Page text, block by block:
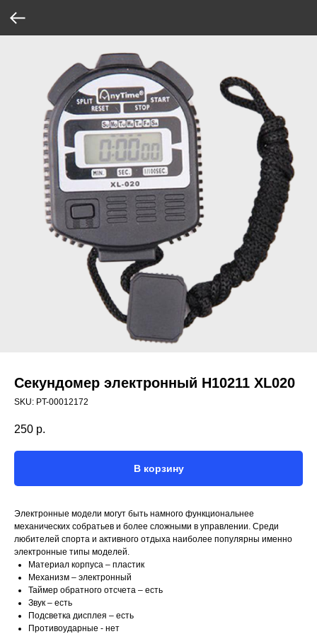
Секундомер электронный H10211 XL020
SKU: PT-00012172
250 р.
В корзину
Электронные модели могут быть намного функциональнее
механических собратьев и более сложными в управлении. Среди
любителей спорта и активного отдыха наиболее популярны именно
электронные типы моделей.
Материал корпуса – пластик
Механизм – электронный
Таймер обратного отсчета – есть
Звук – есть
Подсветка дисплея – есть
Противоударные - нет